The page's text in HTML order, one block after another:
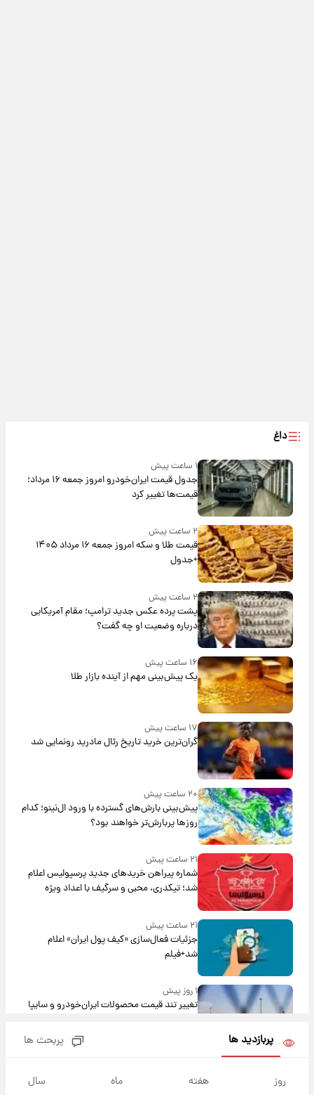
داغ
۱ ساعت پیش
جدول قیمت ایران‌خودرو امروز جمعه ۱۶ مرداد؛
قیمت‌ها تغییر کرد
۲ ساعت پیش
قیمت طلا و سکه امروز جمعه ۱۶ مرداد ۱۴۰۵
+جدول
۲ ساعت پیش
پشت پرده عکس جدید ترامپ؛ مقام آمریکایی
درباره وضعیت او چه گفت؟
۱۶ ساعت پیش
یک پیش‌بینی مهم از آینده بازار طلا
۱۷ ساعت پیش
گران‌ترین خرید تاریخ رئال مادرید رونمایی شد
۲۰ ساعت پیش
پیش‌بینی بارش‌های گسترده با ورود ال‌نینو؛ کدام
روزها پربارش‌تر خواهند بود؟
۲۱ ساعت پیش
شماره پیراهن خریدهای جدید پرسپولیس اعلام
شد؛ تیکدری، محبی و سرگیف با اعداد ویژه
۲۱ ساعت پیش
جزئیات فعال‌سازی «کیف پول ایران» اعلام
شد+فیلم
۱ روز پیش
تغییر تند قیمت محصولات ایران‌خودرو و سایپا
پربازدید ها پربحث ها
روز هفته ماه سال